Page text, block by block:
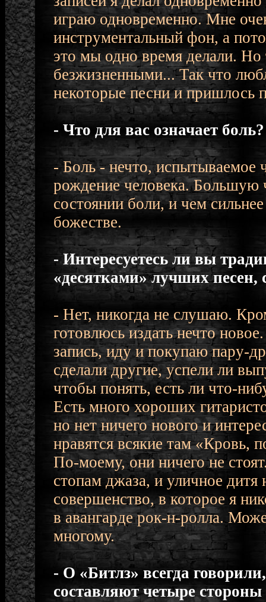
играю одновременно. Мне
инструментальный фон, а
это мы одно время делали. Но
безжизненными... Так что
некоторые песни и пришлось
- Что для вас означает боль?
- Боль - нечто, испытываемое
рождение человека. Большую
состоянии боли, и чем
божестве.
- Интересуетесь ли вы
«десятками» лучших песен,
- Нет, никогда не слушаю.
готовлюсь издать нечто
запись, иду и покупаю пару-
сделали другие, успели ли
чтобы понять, есть ли что-
Есть много хороших
но нет ничего нового и
нравятся всякие там «Кровь,
По-моему, они ничего не
стопам джаза, и уличное дитя
совершенство, в которое я
в авангарде рок-н-ролла.
многому.
- О «Битлз» всегда
составляют четыре